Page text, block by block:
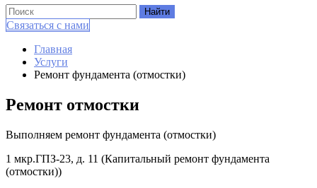
Связаться с нами
Главная
Услуги
Ремонт фундамента (отмостки)
Ремонт отмостки
Выполняем ремонт фундамента (отмостки)
1 мкр.ГПЗ-23, д. 11 (Капитальный ремонт фундамента
(отмостки))